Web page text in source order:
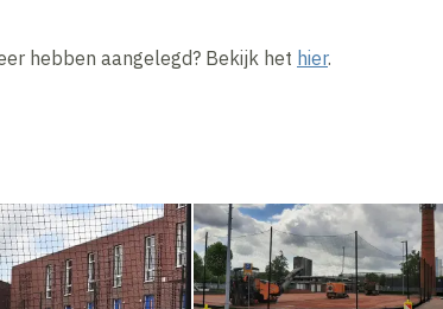
hebben aangelegd? Bekijk het hier.